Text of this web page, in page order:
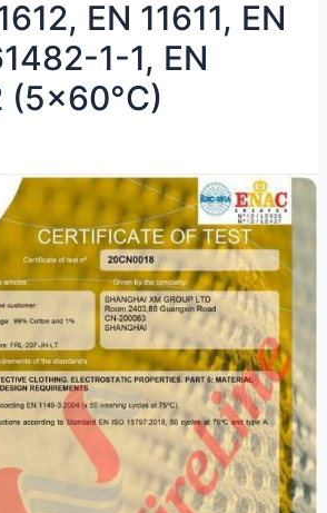
EN 11611, EN
1-1, EN
(5×60°C)